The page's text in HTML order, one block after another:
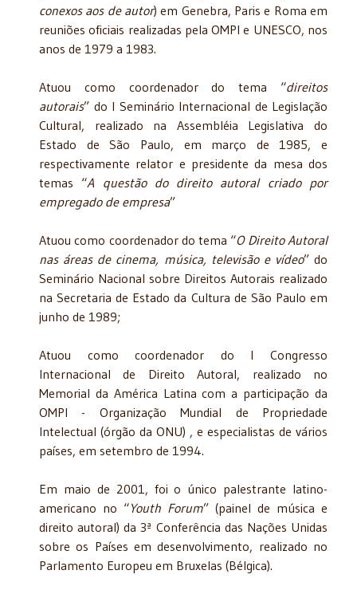
conexos aos de autor) em Genebra, Paris e Roma em
reuniões oficiais realizadas pela OMPI e UNESCO, nos
anos de 1979 a 1983.
Atuou como coordenador do tema “direitos
autorais” do I Seminário Internacional de Legislação
Cultural, realizado na Assembléia Legislativa do
Estado de São Paulo, em março de 1985, e
respectivamente relator e presidente da mesa dos
temas “A questão do direito autoral criado por
empregado de empresa”
Atuou como coordenador do tema “O Direito Autoral
nas áreas de cinema, música, televisão e vídeo” do
Seminário Nacional sobre Direitos Autorais realizado
na Secretaria de Estado da Cultura de São Paulo em
junho de 1989;
Atuou como coordenador do I Congresso
Internacional de Direito Autoral, realizado no
Memorial da América Latina com a participação da
OMPI - Organização Mundial de Propriedade
Intelectual (órgão da ONU) , e especialistas de vários
países, em setembro de 1994.
Em maio de 2001, foi o único palestrante latino-
americano no “Youth Forum” (painel de música e
direito autoral) da 3ª Conferência das Nações Unidas
sobre os Países em desenvolvimento, realizado no
Parlamento Europeu em Bruxelas (Bélgica).